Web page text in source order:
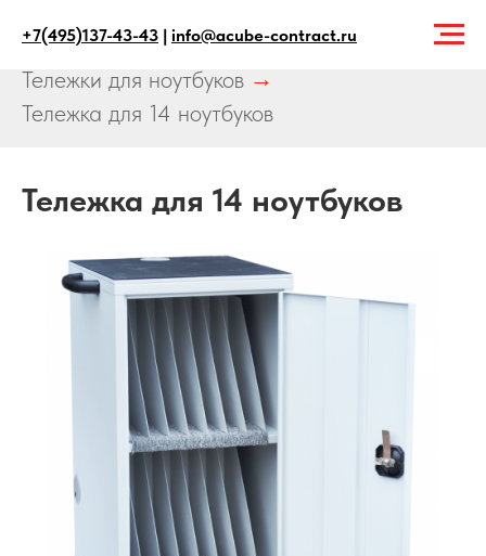
+7(495)137-43-43 | info@acube-contract.ru
Главная → Продукция → Тележки
Тележки для ноутбуков →
Тележка для 14 ноутбуков
Тележка для 14 ноутбуков